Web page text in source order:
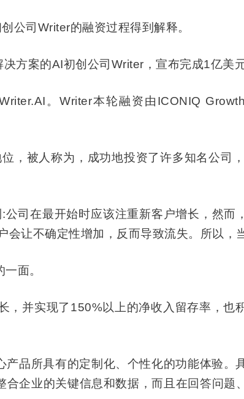
公司Writer的融资过程得到解释。
方案的AI初创公司Writer，宣布完成1亿美
。Writer本轮融资由ICONIQ
，被人称为，成功地投资了许多知名公
司在最开始时应该注重新客户增长，然
让不确定性增加，反而导致流失。所以，
面。
，并实现了150%以上的净收入留存率，
品所具有的定制化、个性化的功能体验
企业的关键信息和数据，而且在回答问题